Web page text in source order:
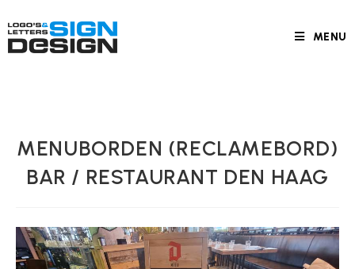
MENU
MENUBORDEN (RECLAMEBORD)
BAR / RESTAURANT DEN HAAG